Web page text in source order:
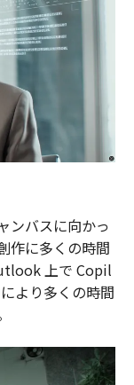
ンバスに向かっ
作に多くの時間
上で Copil
より多くの時間